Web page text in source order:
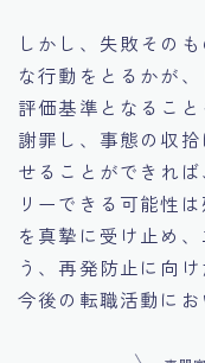
しかし、失敗その
な行動をとるかが
評価基準となるこ
謝罪し、事態の収
せることができれ
リーできる可能性
を真摯に受け止め
う、再発防止に向
今後の転職活動にお